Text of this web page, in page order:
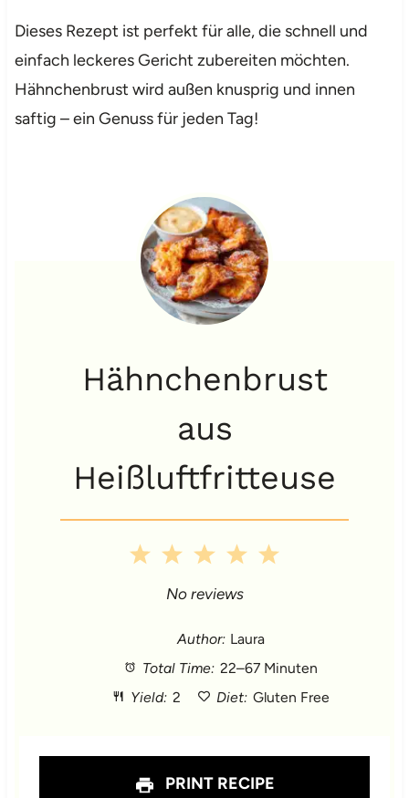
Dieses Rezept ist perfekt für alle, die schnell und
einfach leckeres Gericht zubereiten möchten.
Hähnchenbrust wird außen knusprig und innen
saftig – ein Genuss für jeden Tag!
Hähnchenbrust
aus
Heißluftfritteuse
5
a
s
4
t
a
s
3
S
t
a
s
2
S
t
a
s
1
a
No reviews
Author: Laura
Total Time: 22–67 Minuten
Yield: 2 Diet: Gluten Free
PRINT RECIPE